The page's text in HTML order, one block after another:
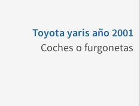
Toyota yaris año 2001
Coches o furgonetas